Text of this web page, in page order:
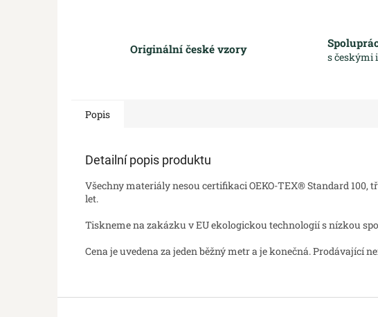
Originální české vzory
s českými
Popis
Detailní popis produktu
Všechny materiály nesou certifikaci OEKO-TEX® Standard 100,
let.
Tiskneme na zakázku v EU ekologickou technologií s nízkou
Cena je uvedena za jeden běžný metr a je konečná. Prodávající